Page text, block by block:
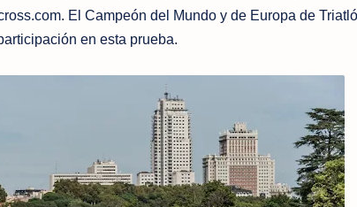
El Campeón del Mundo y de Europa de
en esta prueba.